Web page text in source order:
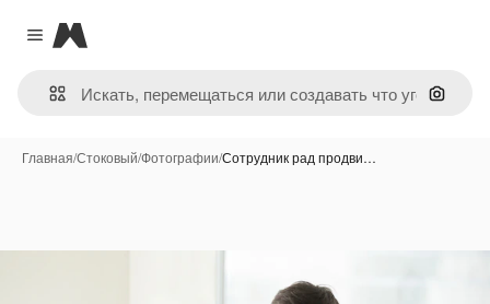
Close menu
Magnific
Поиск
Главная/Стоковый/Фотографии/Сотрудник рад продви…